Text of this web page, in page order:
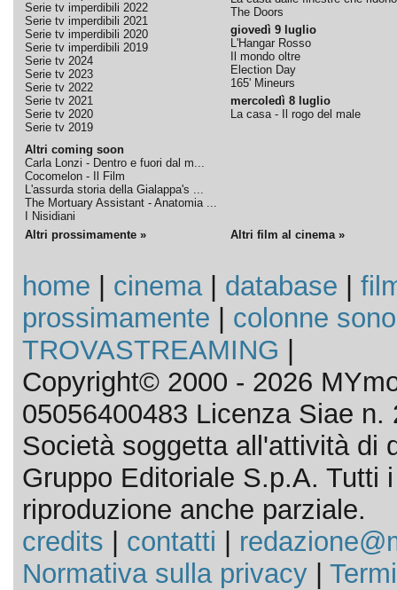
Serie tv imperdibili 2022
Serie tv imperdibili 2021
Serie tv imperdibili 2020
Serie tv imperdibili 2019
Serie tv 2024
Serie tv 2023
Serie tv 2022
Serie tv 2021
Serie tv 2020
Serie tv 2019
Altri coming soon
Carla Lonzi - Dentro e fuori dal m...
Cocomelon - Il Film
L'assurda storia della Gialappa's ...
The Mortuary Assistant - Anatomia ...
I Nisidiani
The Doors
giovedì 9 luglio
L'Hangar Rosso
Il mondo oltre
Election Day
165' Mineurs
mercoledì 8 luglio
La casa - Il rogo del male
Altri prossimamente » Altri film al cinema »
home cinema| database
prossimamente
colonne
TROVASTREAMING
Copyright© 2000 - 2026
05056400483 Licenza Siae n.
Società soggetta all'attività di
Gruppo Editoriale S.p.A. Tutti
riproduzione anche parziale.
credits
contatti
Normativa sulla privacy|